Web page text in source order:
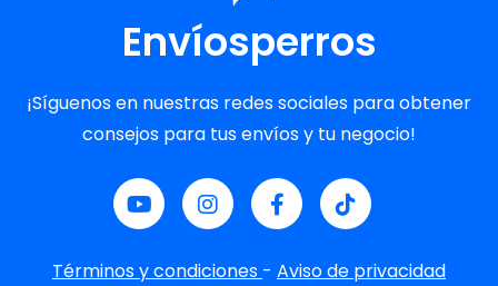
Envíosperros
¡Síguenos en nuestras redes sociales para obtener
consejos para tus envíos y tu negocio!
Términos y condiciones - Aviso de privacidad